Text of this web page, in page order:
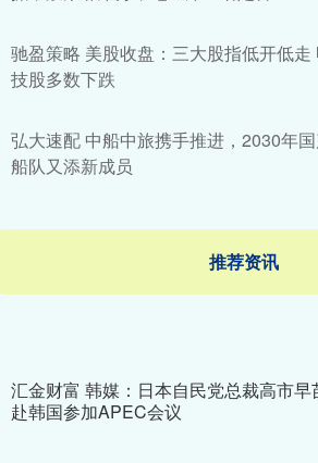
驰盈策略 美股收盘：三大股指低开低走
技股多数下跌
弘大速配 中船中旅携手推进，2030年
船队又添新成员
推荐资讯
汇金财富 韩媒：日本自民党总裁高市早
赴韩国参加APEC会议